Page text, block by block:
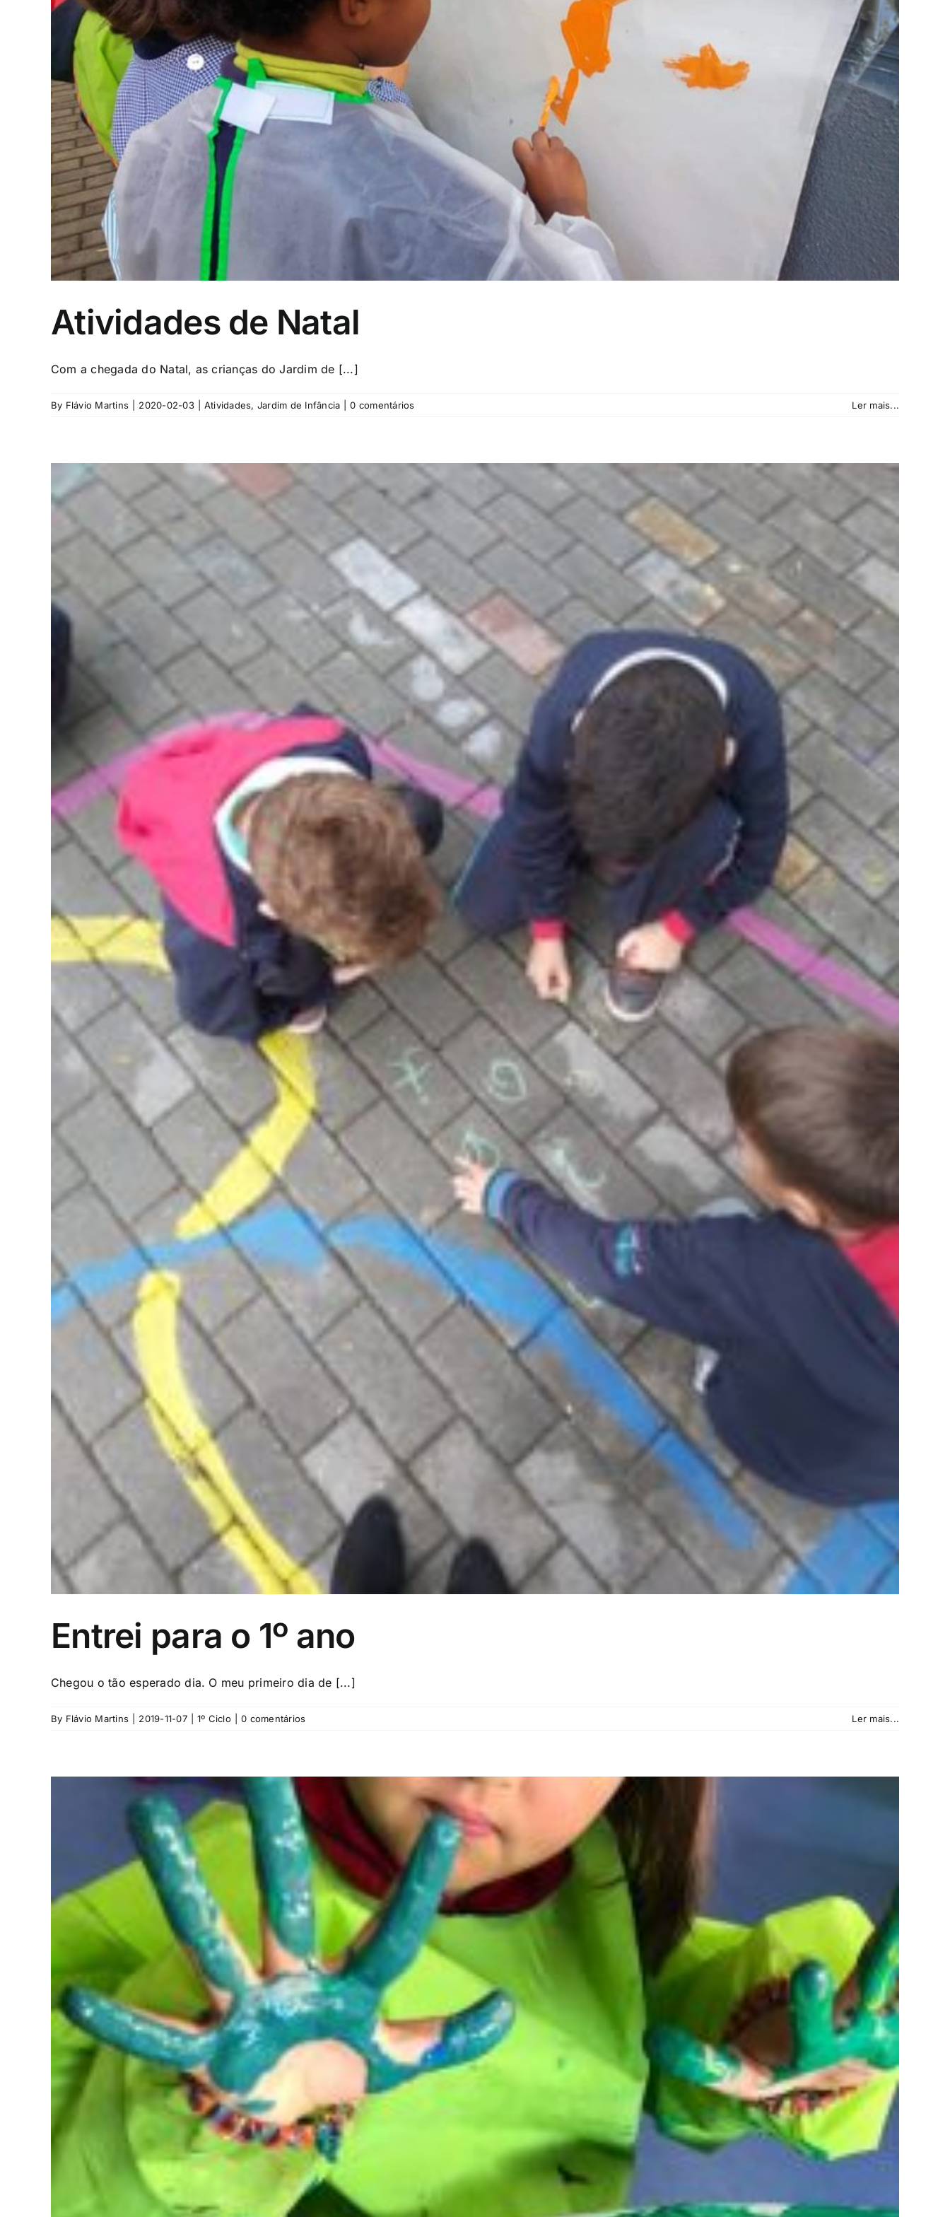
Atividades de Natal
Com a chegada do Natal, as crianças do Jardim de [...]
By Flávio Martins 2020-02-03 Atividades, Jardim de Infância 0 comentários Ler mais...
Entrei para o 1º ano
Chegou o tão esperado dia. O meu primeiro dia de [...]
By Flávio Martins 2019-11-07 1º Ciclo 0 comentários Ler mais...